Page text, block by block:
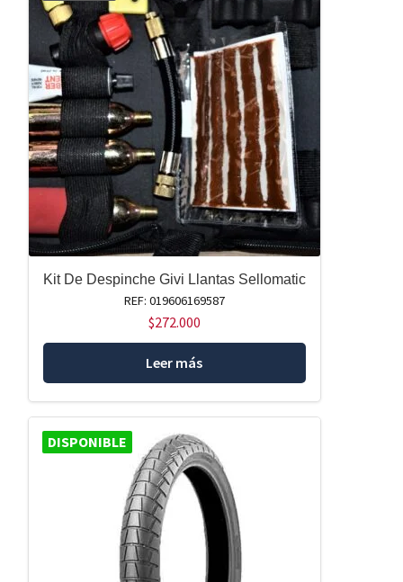
Kit De Despinche Givi Llantas Sellomatic
REF: 019606169587
$272.000
Leer más
DISPONIBLE